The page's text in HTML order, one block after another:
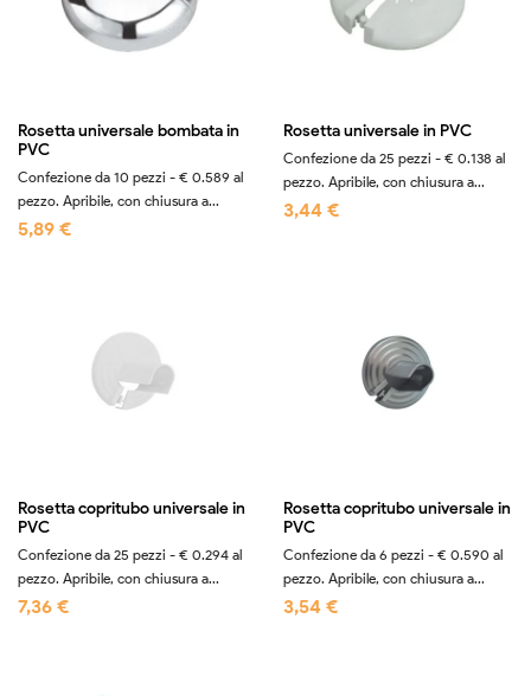
Rosetta universale bombata in
PVC
Confezione da 10 pezzi - € 0.589 al
pezzo. Apribile, con chiusura a...
5,89 €
Rosetta universale in PVC
Confezione da 25 pezzi - € 0.138 al
pezzo. Apribile, con chiusura a...
3,44 €
Rosetta copritubo universale in
PVC
Confezione da 25 pezzi - € 0.294 al
pezzo. Apribile, con chiusura a...
7,36 €
Rosetta copritubo universale in
PVC
Confezione da 6 pezzi - € 0.590 al
pezzo. Apribile, con chiusura a...
3,54 €